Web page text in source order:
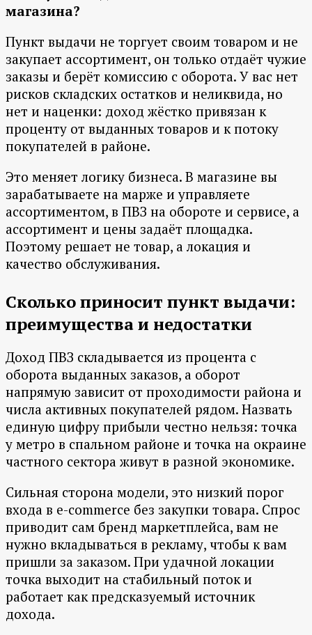
магазина?
Пункт выдачи не торгует своим товаром и не
закупает ассортимент, он только отдаёт чужие
заказы и берёт комиссию с оборота. У вас нет
рисков складских остатков и неликвида, но
нет и наценки: доход жёстко привязан к
проценту от выданных товаров и к потоку
покупателей в районе.
Это меняет логику бизнеса. В магазине вы
зарабатываете на марже и управляете
ассортиментом, в ПВЗ на обороте и сервисе, а
ассортимент и цены задаёт площадка.
Поэтому решает не товар, а локация и
качество обслуживания.
Сколько приносит пункт выдачи:
преимущества и недостатки
Доход ПВЗ складывается из процента с
оборота выданных заказов, а оборот
напрямую зависит от проходимости района и
числа активных покупателей рядом. Назвать
единую цифру прибыли честно нельзя: точка
у метро в спальном районе и точка на окраине
частного сектора живут в разной экономике.
Сильная сторона модели, это низкий порог
входа в e-commerce без закупки товара. Спрос
приводит сам бренд маркетплейса, вам не
нужно вкладываться в рекламу, чтобы к вам
пришли за заказом. При удачной локации
точка выходит на стабильный поток и
работает как предсказуемый источник
дохода.